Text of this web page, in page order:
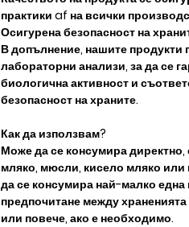
практики af​​ на всички
Осигурена безопасност на
В допълнение, нашите продукти
лабораторни анализи, за да се
биологична активност и
безопасност на храните.
Как да използвам?
Може да се консумира директно,
мляко, мюсли, кисело мляко
да се консумира най-малко една
предпочитане между
или повече, ако е необходимо.